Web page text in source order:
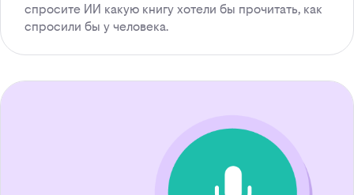
спросите ИИ какую книгу хотели бы прочитать, как
спросили бы у человека.